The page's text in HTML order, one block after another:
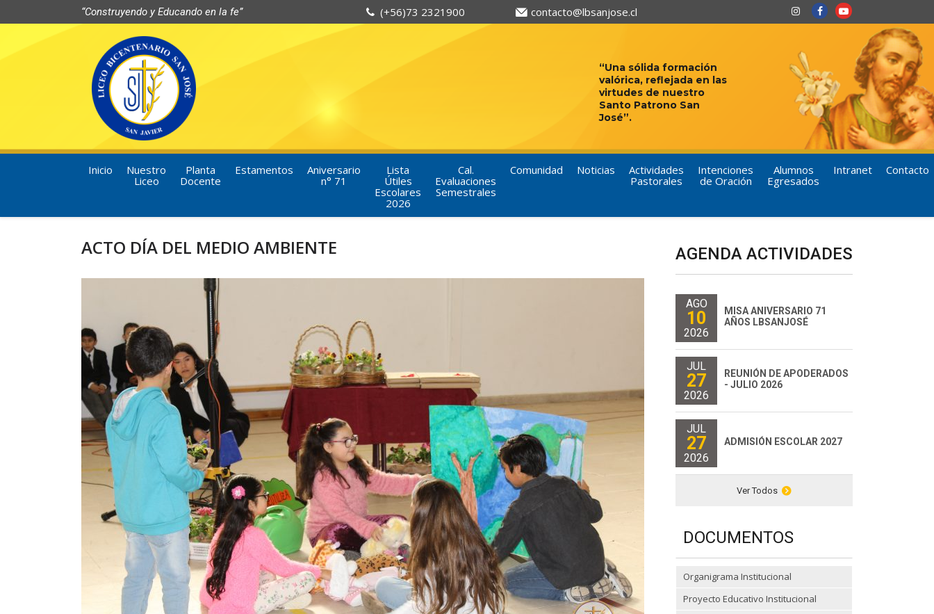
“Construyendo y Educando en la fe” (+56)73 2321900 contacto@lbsanjose.cl
“Una sólida formación
valórica, reflejada en las
virtudes de nuestro
Santo Patrono San
José”.
Inicio
Nuestro
Liceo
Planta
Docente
Estamentos
Aniversario
n° 71
Lista
Útiles
Escolares
2026
Cal.
Evaluaciones
Semestrales
Comunidad Noticias
Actividades
Pastorales
Intenciones
de Oración
Alumnos
Egresados
Intranet Contacto
ACTO DÍA DEL MEDIO AMBIENTE AGENDA ACTIVIDADES
AGO
10
2026
MISA ANIVERSARIO 71
AÑOS LBSANJOSÉ
JUL
27
2026
REUNIÓN DE APODERADOS
- JULIO 2026
JUL
27
2026
ADMISIÓN ESCOLAR 2027
Ver Todos
DOCUMENTOS
Organigrama Institucional
Proyecto Educativo Institucional